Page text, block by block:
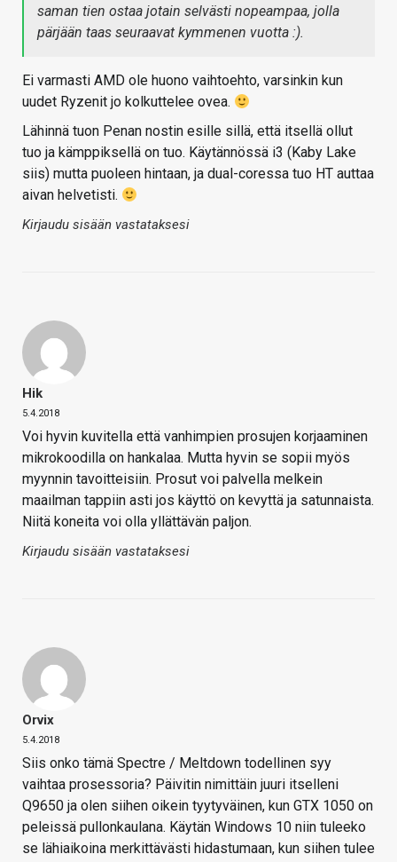
saman tien ostaa jotain selvästi nopeampaa, jolla
pärjään taas seuraavat kymmenen vuotta :).
Ei varmasti AMD ole huono vaihtoehto, varsinkin kun
uudet Ryzenit jo kolkuttelee ovea.
Lähinnä tuon Penan nostin esille sillä, että itsellä ollut
tuo ja kämppiksellä on tuo. Käytännössä i3 (Kaby Lake
siis) mutta puoleen hintaan, ja dual-coressa tuo HT auttaa
aivan helvetisti.
Kirjaudu sisään vastataksesi
Hik
5.4.2018
Voi hyvin kuvitella että vanhimpien prosujen korjaaminen
mikrokoodilla on hankalaa. Mutta hyvin se sopii myös
myynnin tavoitteisiin. Prosut voi palvella melkein
maailman tappiin asti jos käyttö on kevyttä ja satunnaista.
Niitä koneita voi olla yllättävän paljon.
Kirjaudu sisään vastataksesi
Orvix
5.4.2018
Siis onko tämä Spectre / Meltdown todellinen syy
vaihtaa prosessoria? Päivitin nimittäin juuri itselleni
Q9650 ja olen siihen oikein tyytyväinen, kun GTX 1050 on
peleissä pullonkaulana. Käytän Windows 10 niin tuleeko
se lähiaikoina merkittävästi hidastumaan, kun siihen tulee